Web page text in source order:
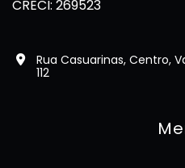
CRECI: 269523
Rua Casuarinas, Centro,
112